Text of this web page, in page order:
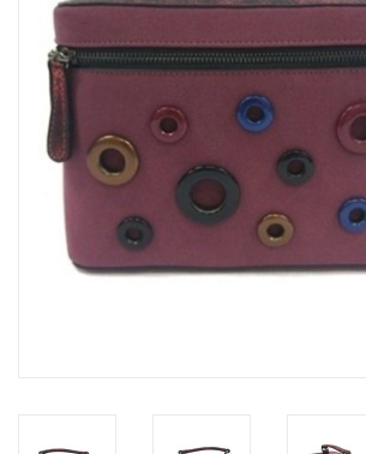
Veronese Design
Giftware & Lifestyle &
Collectables
Bezoek ons